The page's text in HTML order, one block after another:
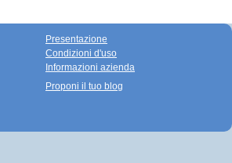
Presentazione
Condizioni d'uso
Informazioni azienda
Proponi il tuo blog